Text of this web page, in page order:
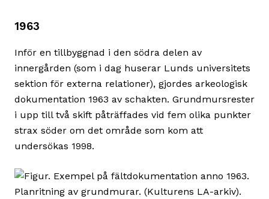
1963
Inför en tillbyggnad i den södra delen av
innergården (som i dag huserar Lunds universitets
sektion för externa relationer), gjordes arkeologisk
dokumentation 1963 av schakten. Grundmursrester
i upp till två skift påträffades vid fem olika punkter
strax söder om det område som kom att
undersökas 1998.